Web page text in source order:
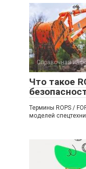
Справочная
Что такое
Термины ROPS /
моделей